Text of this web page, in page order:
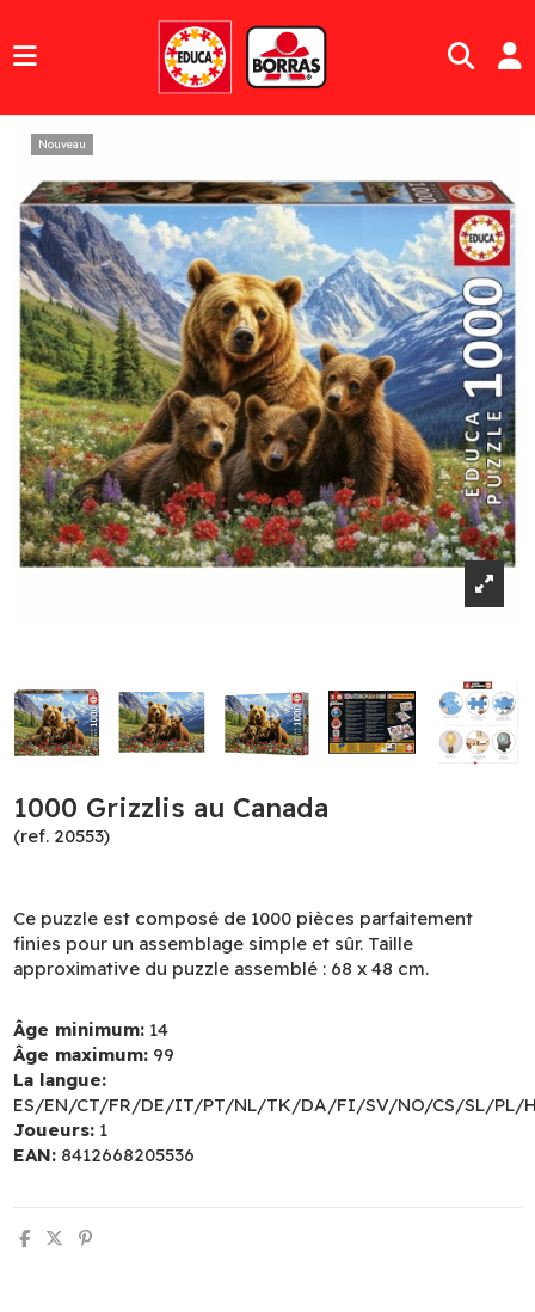
Nouveau
1000 Grizzlis au Canada
(ref. 20553)
Ce puzzle est composé de 1000 pièces parfaitement
finies pour un assemblage simple et sûr. Taille
approximative du puzzle assemblé : 68 x 48 cm.
Âge minimum: 14
Âge maximum: 99
La langue:
ES/EN/CT/FR/DE/IT/PT/NL/TK/DA/FI/SV/NO/CS/SL/PL/
Joueurs: 1
EAN: 8412668205536